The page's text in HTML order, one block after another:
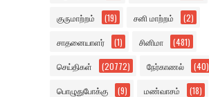
குருமாற்றம் (19) சனி மாற்றம் (2)
சாதனையாளர் (1) சினிமா (481)
செய்திகள் (20772) நேர்காணல் (40)
பொழுதுபோக்கு (9) மண்வாசம் (18)